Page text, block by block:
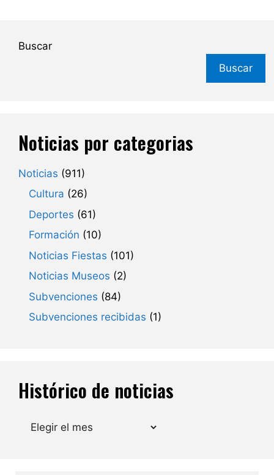
Buscar
Buscar
Noticias por categorias
Noticias (911)
Cultura (26)
Deportes (61)
Formación (10)
Noticias Fiestas (101)
Noticias Museos (2)
Subvenciones (84)
Subvenciones recibidas (1)
Histórico de noticias
Archivos